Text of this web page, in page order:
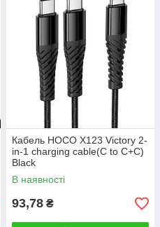
Кабель HOCO X123 Victory 2-
in-1 charging cable(C to C+C)
Black
В наявності
93,78 ₴